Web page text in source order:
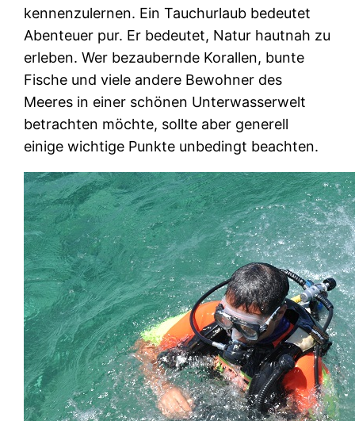
kennenzulernen. Ein Tauchurlaub bedeutet
Abenteuer pur. Er bedeutet, Natur hautnah zu
erleben. Wer bezaubernde Korallen, bunte
Fische und viele andere Bewohner des
Meeres in einer schönen Unterwasserwelt
betrachten möchte, sollte aber generell
einige wichtige Punkte unbedingt beachten.